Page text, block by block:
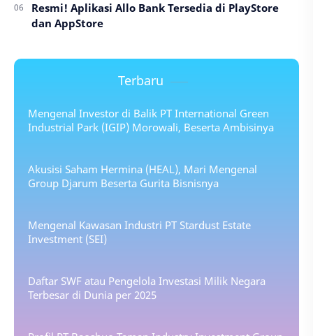
Resmi! Aplikasi Allo Bank Tersedia di PlayStore
dan AppStore
Terbaru
Mengenal Investor di Balik PT International Green
Industrial Park (IGIP) Morowali, Beserta Ambisinya
Akusisi Saham Hermina (HEAL), Mari Mengenal
Group Djarum Beserta Gurita Bisnisnya
Mengenal Kawasan Industri PT Stardust Estate
Investment (SEI)
Daftar SWF atau Pengelola Investasi Milik Negara
Terbesar di Dunia per 2025